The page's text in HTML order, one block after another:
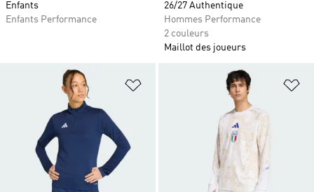
Enfants
Enfants Performance
26/27 Authentique
Hommes Performance
2 couleurs
Maillot des joueurs
Ajouter à la Liste de produits